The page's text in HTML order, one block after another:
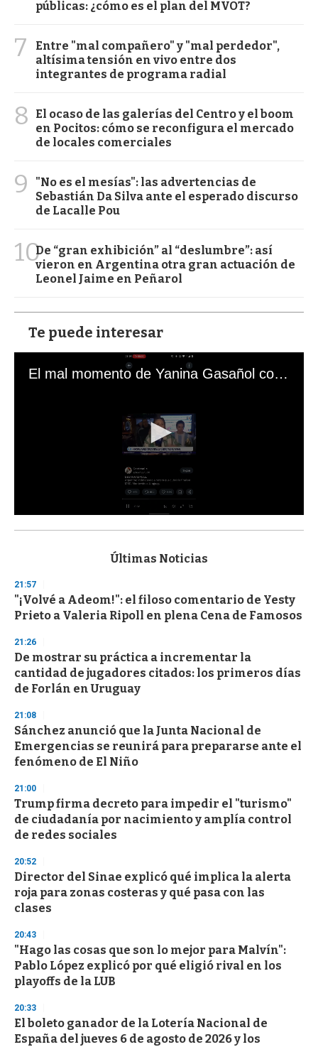
públicas: ¿cómo es el plan del MVOT?
7
Entre "mal compañero" y "mal perdedor",
altísima tensión en vivo entre dos
integrantes de programa radial
8
El ocaso de las galerías del Centro y el boom
en Pocitos: cómo se reconfigura el mercado
de locales comerciales
9
"No es el mesías": las advertencias de
Sebastián Da Silva ante el esperado discurso
de Lacalle Pou
10De “gran exhibición” al “deslumbre”: así
vieron en Argentina otra gran actuación de
Leonel Jaime en Peñarol
Te puede interesar
El mal momento de Yanina Gasañol con un hincha argentino en "Subrayado"
s
d
s
o
f
3
s
c
o
d
s
Últimas Noticias
21:57
"¡Volvé a Adeom!": el filoso comentario de Yesty
Prieto a Valeria Ripoll en plena Cena de Famosos
21:26
De mostrar su práctica a incrementar la
cantidad de jugadores citados: los primeros días
de Forlán en Uruguay
21:08
Sánchez anunció que la Junta Nacional de
Emergencias se reunirá para prepararse ante el
fenómeno de El Niño
21:00
Trump firma decreto para impedir el "turismo"
de ciudadanía por nacimiento y amplía control
de redes sociales
20:52
Director del Sinae explicó qué implica la alerta
roja para zonas costeras y qué pasa con las
clases
20:43
"Hago las cosas que son lo mejor para Malvín":
Pablo López explicó por qué eligió rival en los
playoffs de la LUB
20:33
El boleto ganador de la Lotería Nacional de
España del jueves 6 de agosto de 2026 y los